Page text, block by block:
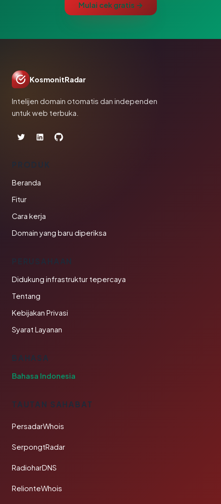
Mulai cek gratis →
KosmonitRadar
Intelijen domain otomatis dan independen
untuk web terbuka.
PRODUK
Beranda
Fitur
Cara kerja
Domain yang baru diperiksa
PERUSAHAAN
Didukung infrastruktur tepercaya
Tentang
Kebijakan Privasi
Syarat Layanan
BAHASA
Bahasa Indonesia
TAUTAN SAHABAT
PersadarWhois
SerpongtRadar
RadioharDNS
RelionteWhois